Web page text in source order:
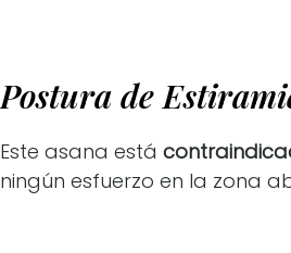
Postura de
Este asana está
ningún esfuerzo en la zona